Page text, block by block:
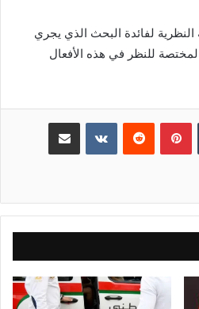
لفائدة البحث الذي يجري
للنظر في هذه الأفعال
بينتيريست مشاركة عبر البريد